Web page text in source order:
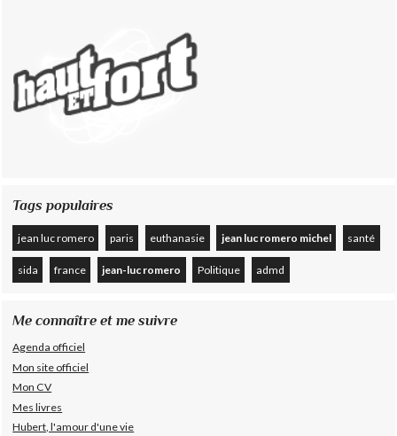
Tags populaires
jean luc romero paris euthanasie jean luc romero michel santé
sida france jean-luc romero Politique admd
Me connaître et me suivre
Agenda officiel
Mon site officiel
Mon CV
Mes livres
Hubert, l'amour d'une vie